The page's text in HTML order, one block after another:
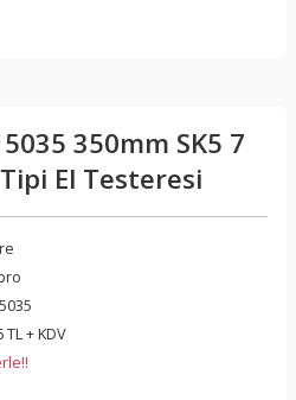
350mm SK5 7
El Testeresi
TL + KDV